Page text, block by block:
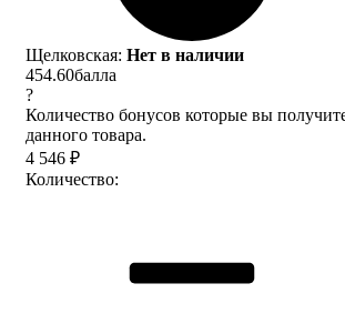
Щелковская: Нет в наличии
454.60балла
?
Количество бонусов которые вы
данного товара.
4 546 ₽
Количество: